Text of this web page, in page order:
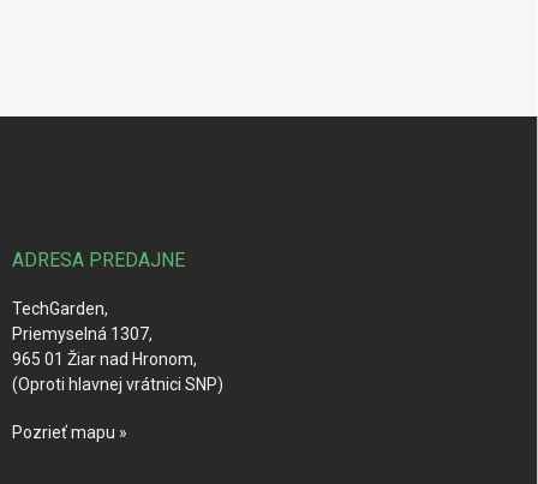
ADRESA PREDAJNE
TechGarden,
Priemyselná 1307,
965 01 Žiar nad Hronom,
(Oproti hlavnej vrátnici SNP)
Pozrieť mapu »